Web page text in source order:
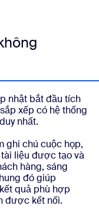
nhật bắt đầu tích
xếp có hệ thống
nhất.
ghi chú cuộc họp,
liệu được tạo và
hàng, sáng
đó giúp
quả phù hợp
được kết nối.